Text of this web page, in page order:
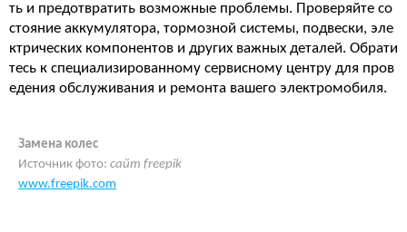
ть и предотвратить возможные проблемы. Проверяйте со
стояние аккумулятора, тормозной системы, подвески, эле
ктрических компонентов и других важных деталей. Обрати
тесь к специализированному сервисному центру для пров
едения обслуживания и ремонта вашего электромобиля.
Замена колес
Источник фото: сайт freepik
www.freepik.com